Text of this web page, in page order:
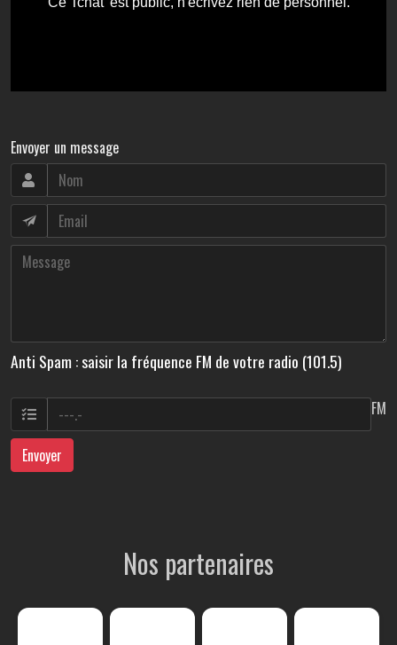
Envoyer un message
Anti Spam : saisir la fréquence FM de votre radio (101.5)
FM
Envoyer
Nos partenaires